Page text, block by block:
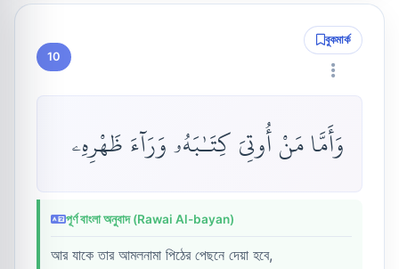
10
বুকমার্ক
وَأَمَّا مَنْ أُوتِىَ كِتَـٰبَهُۥ وَرَآءَ ظَهْرِهِۦ
পূর্ণ বাংলা অনুবাদ (Rawai Al-bayan)
আর যাকে তার আমলনামা পিঠের পেছনে দেয়া হবে,